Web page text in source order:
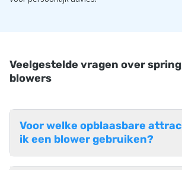
Veelgestelde vragen over
blowers
Voor welke opblaasbare
ik een blower gebruiken?